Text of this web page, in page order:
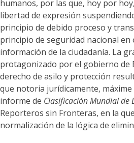
humanos, por las que, hoy por
libertad de expresión
principio de debido proceso y
principio de seguridad nacional en
información de la ciudadanía. La
protagonizado por el gobierno de
derecho de asilo y protección
que notoria jurídicamente,
informe de Clasificación Mundial de
Reporteros sin Fronteras, en la
normalización de la lógica de